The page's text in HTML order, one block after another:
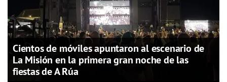
Cientos de móviles apuntaron al escenario de
La Misión en la primera gran noche de las
fiestas de A Rúa